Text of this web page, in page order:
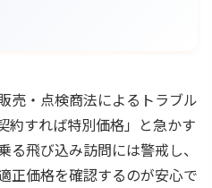
売・点検商法によるトラブル
約すれば特別価格」と急かす
飛び込み訪問には警戒し、
正価格を確認するのが安心で